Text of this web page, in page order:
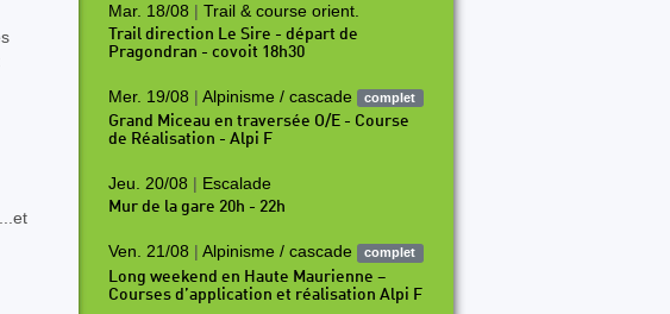
Mar. 18/08 | Trail & course orient.
Trail direction Le Sire - départ de
Pragondran - covoit 18h30
Mer. 19/08 | Alpinisme / cascade complet
Grand Miceau en traversée O/E - Course
de Réalisation - Alpi F
Jeu. 20/08 | Escalade
Mur de la gare 20h - 22h
Ven. 21/08 | Alpinisme / cascade complet
Long weekend en Haute Maurienne –
Courses d’application et réalisation Alpi F